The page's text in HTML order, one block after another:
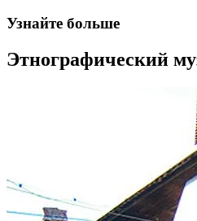
Узнайте больше
Этнографический